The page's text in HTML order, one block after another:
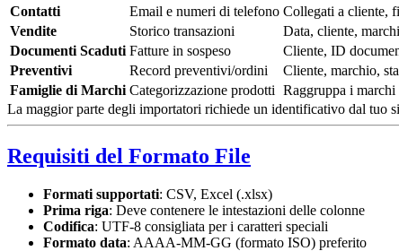
Contatti
Email e numeri di telefono Collegati a cliente,
Vendite
Storico transazioni
Data, cliente,
Documenti Scaduti Fatture in sospeso
Cliente, ID
Preventivi
Record preventivi/ordini
Cliente, marchio,
Famiglie di Marchi Categorizzazione prodotti Raggruppa i
La maggior parte degli importatori richiede un identificativo dal tuo
Requisiti del Formato File
Formati supportati: CSV, Excel (.xlsx)
Prima riga: Deve contenere le intestazioni delle colonne
Codifica: UTF-8 consigliata per i caratteri speciali
Formato data: AAAA-MM-GG (formato ISO) preferito